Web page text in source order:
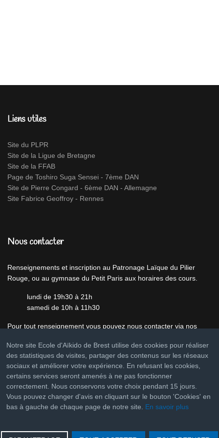
Liens utiles
Site du PLPR
Site de la Ligue de Bretagne
Site de la FFAB
Page de Toshiro Suga Sensei - 7ème DAN
Site de Pierre Congard - 6ème DAN - Allemagne
Site Fabrice Geoffroy - Rennes
Nous contacter
Renseignements et inscription au Patronage Laïque du Pilier
Rouge, ou au gymnase du Petit Paris aux horaires des cours.
lundi de 19h30 à 21h
samedi de 10h à 11h30
Pour tout renseignement vous pouvez nous contacter via nos
mailecoledaikidodebrest@gmail.com
Notre site Ecole d'Aïkido de Brest utilise des cookies pour réaliser
des statistiques de visites, partager des contenus sur les réseaux
sociaux et améliorer votre expérience. En refusant les cookies,
certains services seront amenés à ne pas fonctionner
correctement. Nous conservons votre choix pendant 15 jours.
Vous pouvez changer d'avis en cliquant sur le bouton 'Cookies' en
bas à gauche de chaque page de notre site. En savoir plus